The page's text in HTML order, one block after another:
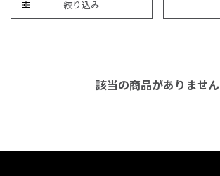
絞り込み
該当の商品がありません